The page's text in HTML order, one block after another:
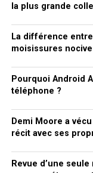
la plus grande
La différence
moisissures
Pourquoi Android
téléphone ?
Demi Moore a
récit avec ses
Revue d’une